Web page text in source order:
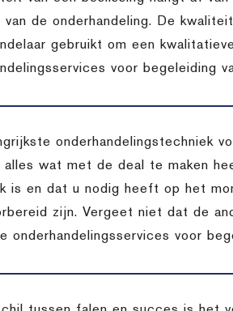
van de onderhandeling. De
gebruikt om een
voor begeleiding
onderhandelingstechniek
alles wat met de deal te maken
is en dat u nodig heeft op het
zijn. Vergeet niet dat de
onderhandelingsservices voor